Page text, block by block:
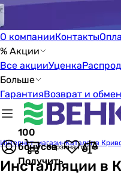
О компанииКонтакты
% Акции
Все акцииУценка
Больше
ГарантияВозврат и обмен
100
бонусов
Получить
Корзина пуста
Интернет-магазинКаталог в
Инсталляции в